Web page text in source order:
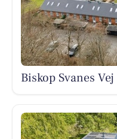
Biskop Svanes